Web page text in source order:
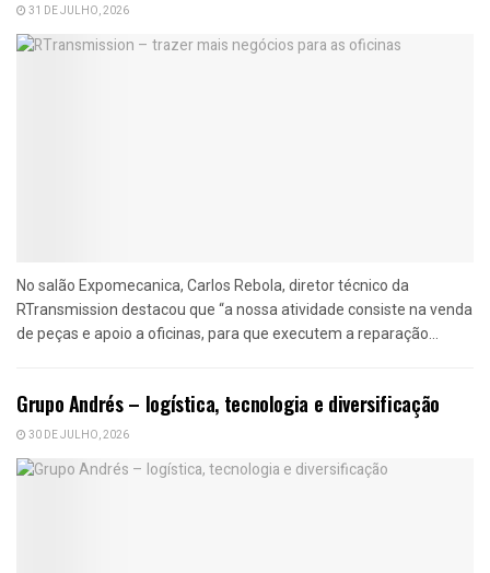
31 DE JULHO, 2026
No salão Expomecanica, Carlos Rebola, diretor técnico da
RTransmission destacou que “a nossa atividade consiste na venda
de peças e apoio a oficinas, para que executem a reparação...
Grupo Andrés – logística, tecnologia e diversificação
30 DE JULHO, 2026